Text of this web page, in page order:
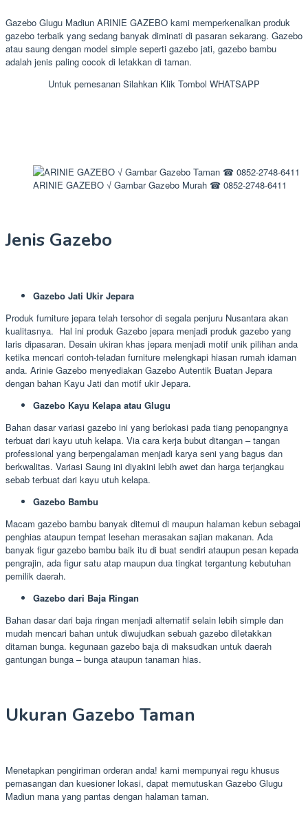
Gazebo Glugu Madiun ARINIE GAZEBO kami memperkenalkan produk
gazebo terbaik yang sedang banyak diminati di pasaran sekarang. Gazebo
atau saung dengan model simple seperti gazebo jati, gazebo bambu
adalah jenis paling cocok di letakkan di taman.
Untuk pemesanan Silahkan Klik Tombol WHATSAPP
ARINIE GAZEBO √ Gambar Gazebo Murah ☎ 0852-2748-6411
Jenis Gazebo
Gazebo Jati Ukir Jepara
Produk furniture jepara telah tersohor di segala penjuru Nusantara akan
kualitasnya. Hal ini produk Gazebo jepara menjadi produk gazebo yang
laris dipasaran. Desain ukiran khas jepara menjadi motif unik pilihan anda
ketika mencari contoh-teladan furniture melengkapi hiasan rumah idaman
anda. Arinie Gazebo menyediakan Gazebo Autentik Buatan Jepara
dengan bahan Kayu Jati dan motif ukir Jepara.
Gazebo Kayu Kelapa atau Glugu
Bahan dasar variasi gazebo ini yang berlokasi pada tiang penopangnya
terbuat dari kayu utuh kelapa. Via cara kerja bubut ditangan – tangan
professional yang berpengalaman menjadi karya seni yang bagus dan
berkwalitas. Variasi Saung ini diyakini lebih awet dan harga terjangkau
sebab terbuat dari kayu utuh kelapa.
Gazebo Bambu
Macam gazebo bambu banyak ditemui di maupun halaman kebun sebagai
penghias ataupun tempat lesehan merasakan sajian makanan. Ada
banyak figur gazebo bambu baik itu di buat sendiri ataupun pesan kepada
pengrajin, ada figur satu atap maupun dua tingkat tergantung kebutuhan
pemilik daerah.
Gazebo dari Baja Ringan
Bahan dasar dari baja ringan menjadi alternatif selain lebih simple dan
mudah mencari bahan untuk diwujudkan sebuah gazebo diletakkan
ditaman bunga. kegunaan gazebo baja di maksudkan untuk daerah
gantungan bunga – bunga ataupun tanaman hias.
Ukuran Gazebo Taman
Menetapkan pengiriman orderan anda! kami mempunyai regu khusus
pemasangan dan kuesioner lokasi, dapat memutuskan Gazebo Glugu
Madiun mana yang pantas dengan halaman taman.